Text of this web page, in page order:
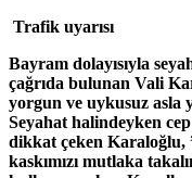
Trafik uyarısı
Bayram dolayısıyla
çağrıda bulunan Vali
yorgun ve uykusuz asla
Seyahat halindeyken
dikkat çeken Karaloğlu,
kaskımızı mutlaka